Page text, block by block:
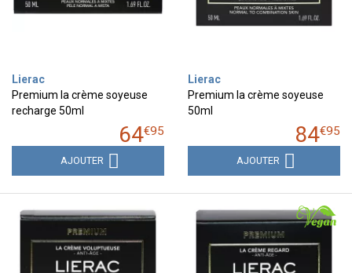
Lierac
Premium la crème soyeuse
recharge 50ml
64€95
AJOUTER
Lierac
Premium la crème soyeuse
50ml
84€95
AJOUTER